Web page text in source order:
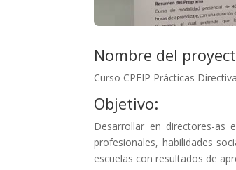
Nombre del
Curso CPEIP Prácticas
Objetivo:
Desarrollar en directores-as
profesionales, habilidades
escuelas con resultados de